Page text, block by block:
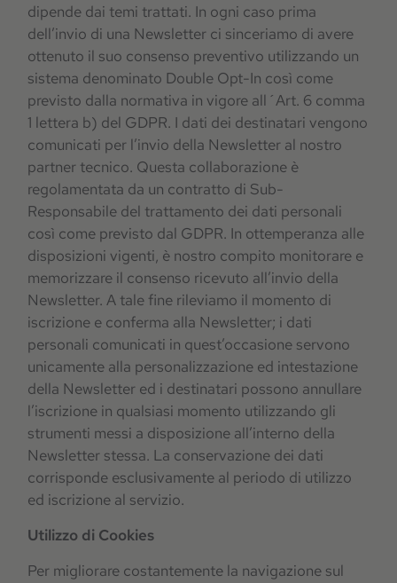
dipende dai temi trattati. In ogni caso prima
dell’invio di una Newsletter ci sinceriamo di avere
ottenuto il suo consenso preventivo utilizzando un
sistema denominato Double Opt-In così come
previsto dalla normativa in vigore all´Art. 6 comma
1 lettera b) del GDPR. I dati dei destinatari vengono
comunicati per l’invio della Newsletter al nostro
partner tecnico. Questa collaborazione è
regolamentata da un contratto di Sub-
Responsabile del trattamento dei dati personali
così come previsto dal GDPR. In ottemperanza alle
disposizioni vigenti, è nostro compito monitorare e
memorizzare il consenso ricevuto all’invio della
Newsletter. A tale fine rileviamo il momento di
iscrizione e conferma alla Newsletter; i dati
personali comunicati in quest’occasione servono
unicamente alla personalizzazione ed intestazione
della Newsletter ed i destinatari possono annullare
l’iscrizione in qualsiasi momento utilizzando gli
strumenti messi a disposizione all’interno della
Newsletter stessa. La conservazione dei dati
corrisponde esclusivamente al periodo di utilizzo
ed iscrizione al servizio.
Utilizzo di Cookies
Per migliorare costantemente la navigazione sul